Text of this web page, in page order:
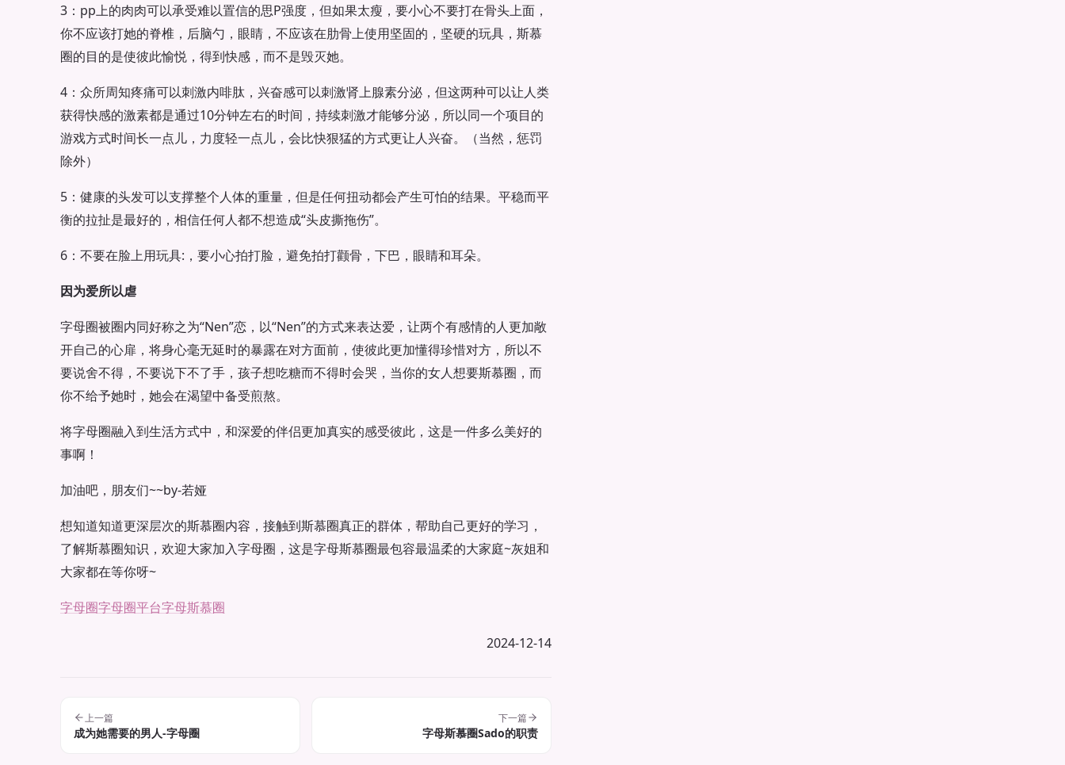
3：pp上的肉肉可以承受难以置信的思P强度，但如果太瘦，要小心不要打在骨头上面，
你不应该打她的脊椎，后脑勺，眼睛，不应该在肋骨上使用坚固的，坚硬的玩具，斯慕
圈的目的是使彼此愉悦，得到快感，而不是毁灭她。
4：众所周知疼痛可以刺激内啡肽，兴奋感可以刺激肾上腺素分泌，但这两种可以让人类
获得快感的激素都是通过10分钟左右的时间，持续刺激才能够分泌，所以同一个项目的
游戏方式时间长一点儿，力度轻一点儿，会比快狠猛的方式更让人兴奋。（当然，惩罚
除外）
5：健康的头发可以支撑整个人体的重量，但是任何扭动都会产生可怕的结果。平稳而平
衡的拉扯是最好的，相信任何人都不想造成“头皮撕拖伤”。
6：不要在脸上用玩具:，要小心拍打脸，避免拍打颧骨，下巴，眼睛和耳朵。
因为爱所以虐
字母圈被圈内同好称之为“Nen”恋，以“Nen”的方式来表达爱，让两个有感情的人更加敞
开自己的心扉，将身心毫无延时的暴露在对方面前，使彼此更加懂得珍惜对方，所以不
要说舍不得，不要说下不了手，孩子想吃糖而不得时会哭，当你的女人想要斯慕圈，而
你不给予她时，她会在渴望中备受煎熬。
将字母圈融入到生活方式中，和深爱的伴侣更加真实的感受彼此，这是一件多么美好的
事啊！
加油吧，朋友们~~by-若娅
想知道知道更深层次的斯慕圈内容，接触到斯慕圈真正的群体，帮助自己更好的学习，
了解斯慕圈知识，欢迎大家加入字母圈，这是字母斯慕圈最包容最温柔的大家庭~灰姐和
大家都在等你呀~
字母圈字母圈平台字母斯慕圈
2024-12-14
上一篇
成为她需要的男人-字母圈
下一篇
字母斯慕圈Sado的职责